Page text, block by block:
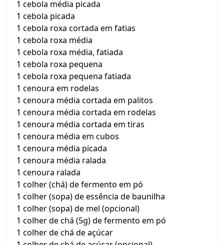
1 cebola média picada
1 cebola picada
1 cebola roxa cortada em fatias
1 cebola roxa média
1 cebola roxa média, fatiada
1 cebola roxa pequena
1 cebola roxa pequena fatiada
1 cenoura em rodelas
1 cenoura média cortada em palitos
1 cenoura média cortada em rodelas
1 cenoura média cortada em tiras
1 cenoura média em cubos
1 cenoura média picada
1 cenoura média ralada
1 cenoura ralada
1 colher (chá) de fermento em pó
1 colher (sopa) de essência de baunilha
1 colher (sopa) de mel (opcional)
1 colher de chá (5g) de fermento em pó
1 colher de chá de açúcar